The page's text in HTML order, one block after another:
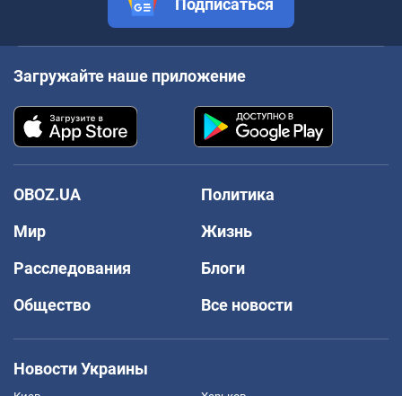
Загружайте наше приложение
OBOZ.UA
Политика
Мир
Жизнь
Расследования
Блоги
Общество
Все новости
Новости Украины